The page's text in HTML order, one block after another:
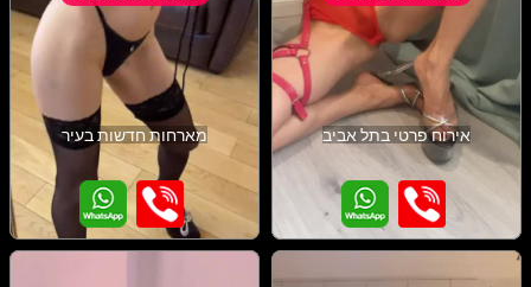
אירוח פרטי בתל אביב מארחות חדשות בעיר